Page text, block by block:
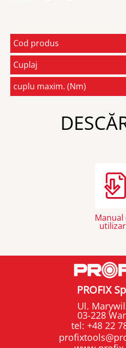
Cod produs
Cuplaj
cuplu maxim. (Nm)
Manual
PROFIX
Ul.
03-228
tel: +48 22